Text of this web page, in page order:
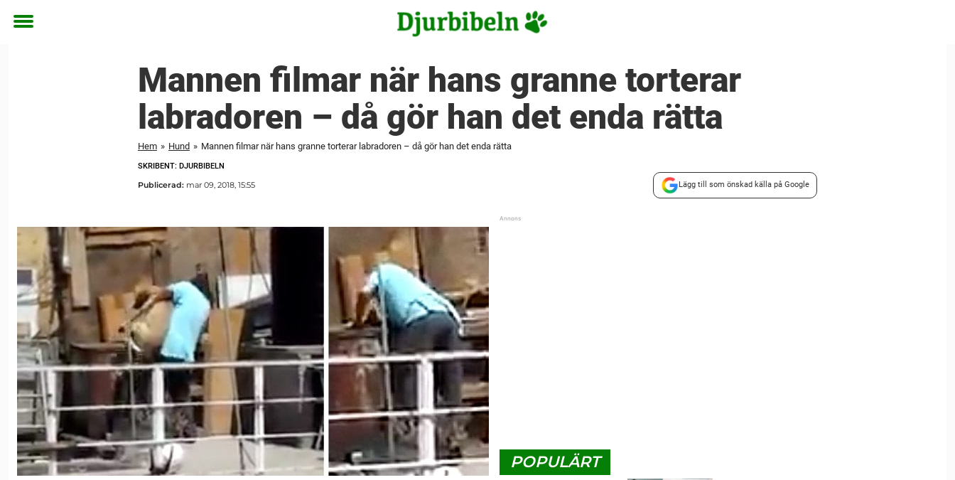
Toggle
Mannen filmar när hans granne torterar
labradoren – då gör han det enda rätta
Hem » Hund » Mannen filmar när hans granne torterar labradoren – då gör han det enda rätta
SKRIBENT: DJURBIBELN
Publicerad: mar 09, 2018, 15:55 Lägg till som önskad källa på Google
POPULÄRT